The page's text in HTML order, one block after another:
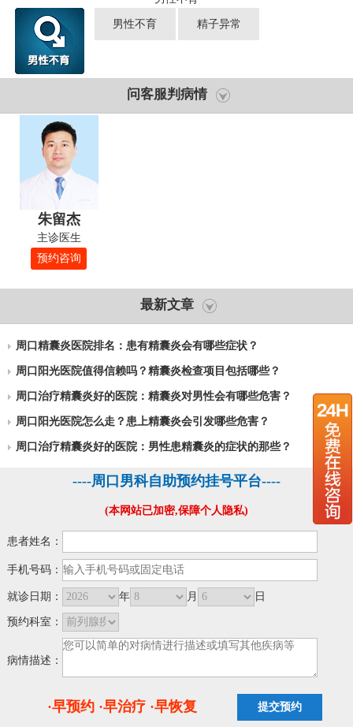
男性不育 精子异常
问客服判病情
朱留杰
主诊医生
预约咨询
最新文章
周口精囊炎医院排名：患有精囊炎会有哪些症状？
周口阳光医院值得信赖吗？精囊炎检查项目包括哪些？
周口治疗精囊炎好的医院：精囊炎对男性会有哪些危害？
周口阳光医院怎么走？患上精囊炎会引发哪些危害？
周口治疗精囊炎好的医院：男性患精囊炎的症状的那些？
----周口男科自助预约挂号平台----
(本网站已加密,保障个人隐私)
患者姓名：
手机号码：
就诊日期： 年 月 日
预约科室：
病情描述：
·早预约 ·早治疗 ·早恢复